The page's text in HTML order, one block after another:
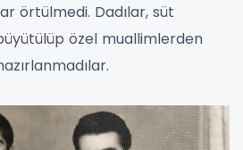
örtülmedi. Dadılar, süt
özel muallimlerden